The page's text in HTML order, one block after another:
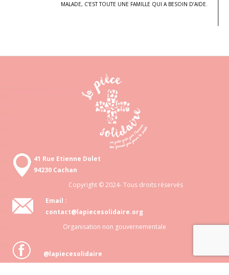
MALADE, C’EST TOUTE UNE FAMILLE QUI A BESOIN D’AIDE.
41 Rue Etienne Dolet
94230 Cachan
Copyright © 2024- Tous droits réservés
Email :
contact@lapiecesolidaire.org
Organisation non gouvernementale
@lapiecesolidaire